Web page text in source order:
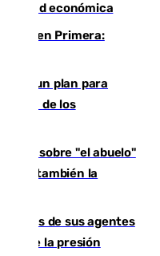
económica
en Primera:
un plan para
de los
sobre "el abuelo"
¿también la
de sus agentes
de la presión